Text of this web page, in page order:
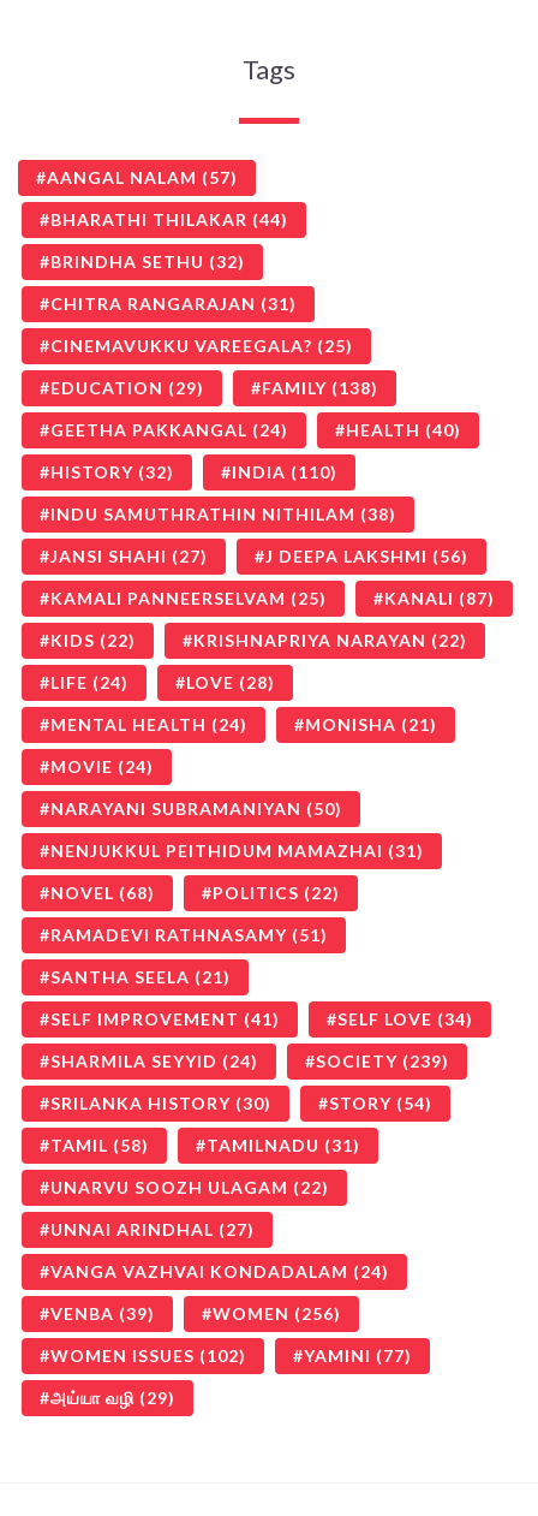
Tags
AANGAL NALAM (57)
BHARATHI THILAKAR (44)
BRINDHA SETHU (32)
CHITRA RANGARAJAN (31)
CINEMAVUKKU VAREEGALA? (25)
EDUCATION (29) FAMILY (138)
GEETHA PAKKANGAL (24) HEALTH (40)
HISTORY (32) INDIA (110)
INDU SAMUTHRATHIN NITHILAM (38)
JANSI SHAHI (27) J DEEPA LAKSHMI (56)
KAMALI PANNEERSELVAM (25) KANALI (87)
KIDS (22) KRISHNAPRIYA NARAYAN (22)
LIFE (24) LOVE (28)
MENTAL HEALTH (24) MONISHA (21)
MOVIE (24)
NARAYANI SUBRAMANIYAN (50)
NENJUKKUL PEITHIDUM MAMAZHAI (31)
NOVEL (68) POLITICS (22)
RAMADEVI RATHNASAMY (51)
SANTHA SEELA (21)
SELF IMPROVEMENT (41) SELF LOVE (34)
SHARMILA SEYYID (24) SOCIETY (239)
SRILANKA HISTORY (30) STORY (54)
TAMIL (58) TAMILNADU (31)
UNARVU SOOZH ULAGAM (22)
UNNAI ARINDHAL (27)
VANGA VAZHVAI KONDADALAM (24)
VENBA (39) WOMEN (256)
WOMEN ISSUES (102) YAMINI (77)
அய்யா வழி (29)